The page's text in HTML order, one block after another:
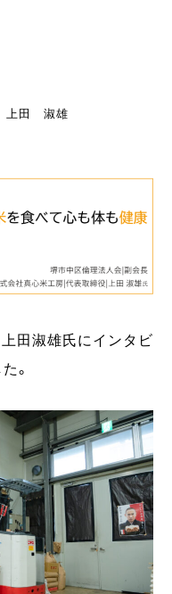
上田 淑雄
田淑雄氏にインタビ
。